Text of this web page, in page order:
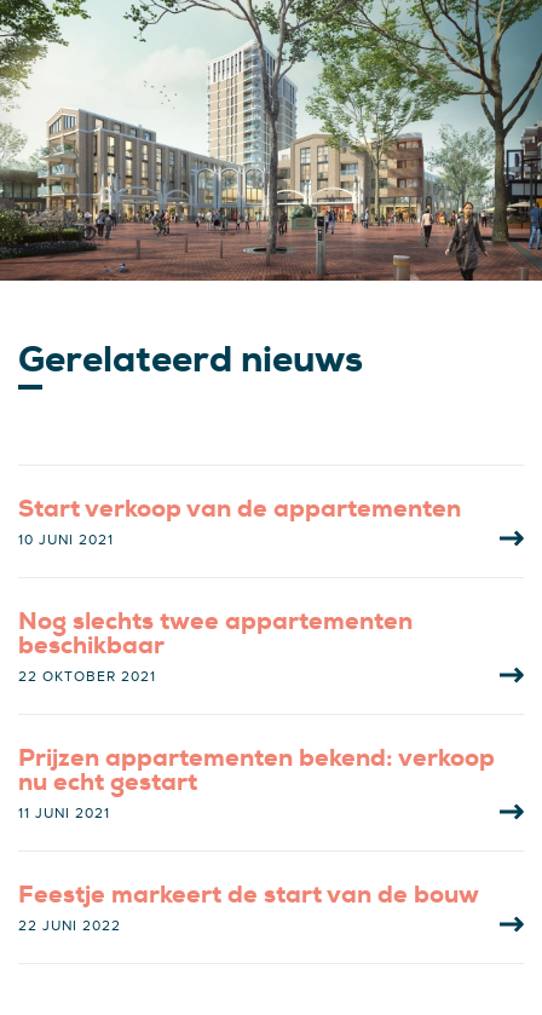
Gerelateerd nieuws
Start verkoop van de appartementen
10 JUNI 2021
Nog slechts twee appartementen
beschikbaar
22 OKTOBER 2021
Prijzen appartementen bekend: verkoop
nu echt gestart
11 JUNI 2021
Feestje markeert de start van de bouw
22 JUNI 2022